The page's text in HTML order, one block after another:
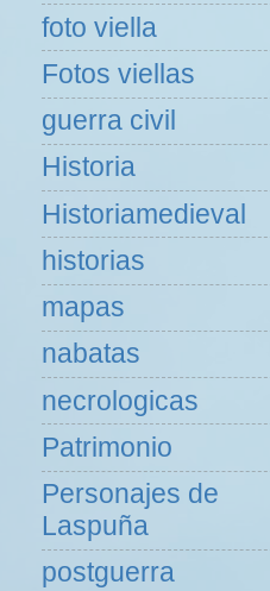
foto viella
Fotos viellas
guerra civil
Historia
Historiamedieval
historias
mapas
nabatas
necrologicas
Patrimonio
Personajes de
Laspuña
postguerra